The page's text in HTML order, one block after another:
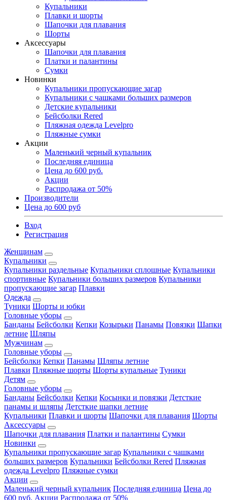
Купальники
Плавки и шорты
Шапочки для плавания
Шорты
Аксессуары
Шапочки для плавания
Платки и палантины
Сумки
Новинки
Купальники пропускающие загар
Купальники с чашками больших размеров
Детские купальники
Бейсболки Rered
Пляжная одежда Levelpro
Пляжные сумки
Акции
Маленький черный купальник
Последняя единица
Цена до 600 руб.
Акции
Распродажа от 50%
Производители
Цена до 600 руб
Вход
Регистрация
Женщинам
Купальники
Купальники раздельные Купальники сплошные Купальники
спортивные Купальники больших размеров Купальники
пропускающие загар Плавки
Одежда
Туники Шорты и юбки
Головные уборы
Банданы Бейсболки Кепки Козырьки Панамы Повязки Шапки
летние Шляпы
Мужчинам
Головные уборы
Бейсболки Кепки Панамы Шляпы летние
Плавки Пляжные шорты Шорты купальные Туники
Детям
Головные уборы
Банданы Бейсболки Кепки Косынки и повязки Детсткие
панамы и шляпы Детсткие шапки летние
Купальники Плавки и шорты Шапочки для плавания Шорты
Аксессуары
Шапочки для плавания Платки и палантины Сумки
Новинки
Купальники пропускающие загар Купальники с чашками
больших размеров Купальники Бейсболки Rered Пляжная
одежда Levelpro Пляжные сумки
Акции
Маленький черный купальник Последняя единица Цена до
600 руб. Акции Распродажа от 50%